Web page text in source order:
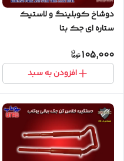
دوشاخ کوبلینگ و لاستیک
ستاره ای جک بتا
105,000
افزودن به سبد